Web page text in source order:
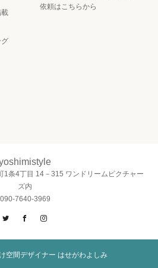
依頼はこちらから
1条4丁目 14－315 ワンドリームピクチャー
ズ内
090-7640-3969
Twitter
Facebook
空間デザイナー はせがわよしみ